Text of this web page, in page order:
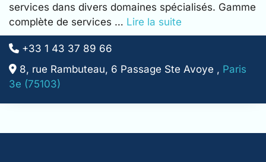
services dans divers domaines spécialisés. Gamme
complète de services … Lire la suite
+33 1 43 37 89 66
8, rue Rambuteau, 6 Passage Ste Avoye , Paris
3e (75103)